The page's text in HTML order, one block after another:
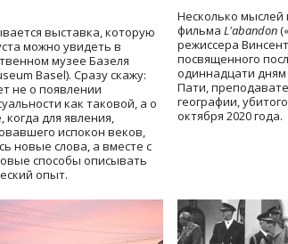
выставка, которую
можно увидеть в
музее Базеля
Basel). Сразу скажу:
не о появлении
как таковой, а о
когда для явления,
испокон веков,
новые слова, а вместе с
способы описывать
опыт.
Несколько мыслей
фильма L'abandon
режиссера
посвященного
одиннадцати
Пати,
географии,
октября 2020 года.